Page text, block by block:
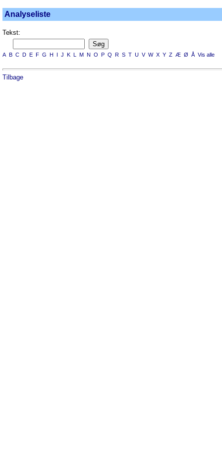
Analyseliste
Tekst:
A B C D E F G H I J K L M N O P Q R S T U V W X Y Z Æ Ø Å Vis alle
Tilbage